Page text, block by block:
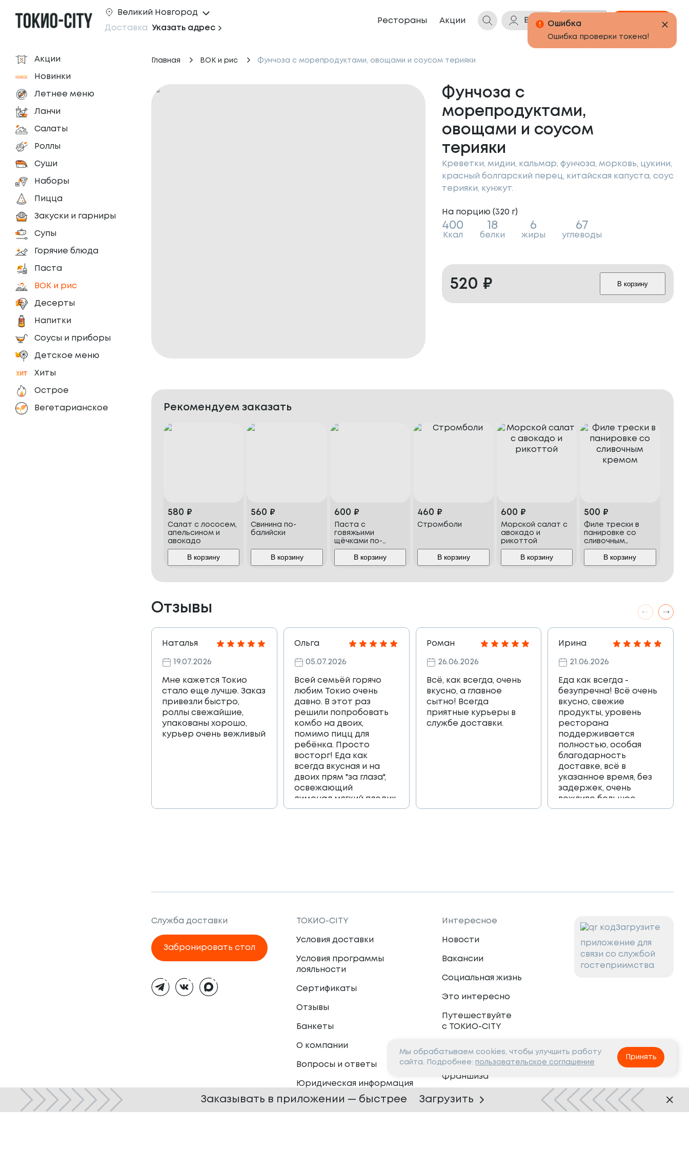
Великий Новгород
Доставка Указать адрес
Рестораны Акции Войти Бонусы Корзина
Акции
Новинки
Летнее меню
Ланчи
Салаты
Роллы
Суши
Наборы
Пицца
Закуски и гарниры
Супы
Горячие блюда
Паста
ВОК и рис
Десерты
Напитки
Соусы и приборы
Детское меню
Хиты
Острое
Вегетарианское
Главная ВОК и рис Фунчоза с морепродуктами, овощами и соусом терияки
Фунчоза с
морепродуктами,
овощами и соусом
терияки
Креветки, мидии, кальмар, фунчоза, морковь, цукини,
красный болгарский перец, китайская капуста, соус
терияки, кунжут.
На порцию (320 г)
400
Ккал
18
белки
6
жиры
67
углеводы
520 ₽ В корзину
Рекомендуем заказать
580 ₽
Салат с лососем,
апельсином и
авокадо
В корзину
560 ₽
Свинина по-
балийски
В корзину
600 ₽
Паста с
говяжьими
щёчками по-
азиатски
В корзину
460 ₽
Стромболи
В корзину
600 ₽
Морской салат с
авокадо и
рикоттой
В корзину
500 ₽
Филе трески в
панировке со
сливочным
кремом
В корзину
Отзывы
Наталья
19.07.2026
Мне кажется Токио
стало еще лучше. Заказ
привезли быстро,
роллы свежайшие,
упакованы хорошо,
курьер очень вежливый
Ольга
05.07.2026
Всей семьёй горячо
любим Токио очень
давно. В этот раз
решили попробовать
комбо на двоих,
помимо пицц для
ребёнка. Просто
восторг! Еда как
всегда вкусная и на
двоих прям "за глаза",
освежающий
лимонад,мягкий пледик
для пикника,и коробка
Роман
26.06.2026
Всё, как всегда, очень
вкусно, а главное
сытно! Всегда
приятные курьеры в
службе доставки.
Ирина
21.06.2026
Еда как всегда -
безупречна! Всё очень
вкусно, свежие
продукты, уровень
ресторана
поддерживается
полностью, особая
благодарность
доставке, всё в
указанное время, без
задержек, очень
вежливо большое
спасибо!!!
Служба доставки
Забронировать стол
тема
ТОКИО-CITY
Условия доставки
Условия программы
лояльности
Сертификаты
Отзывы
Банкеты
О компании
Вопросы и ответы
Юридическая информация
Интересное
Новости
Вакансии
Социальная жизнь
Это интересно
Путешествуйте
с ТОКИО-CITY
Партнёрам
Франшиза
Сотрудничество
Загрузите
приложение для
связи со службой
гостеприимства
Мы обрабатываем cookies, чтобы улучшить работу
сайта. Подробнее: пользовательское соглашение
Принять
Заказывать в приложении — быстрее Загрузить